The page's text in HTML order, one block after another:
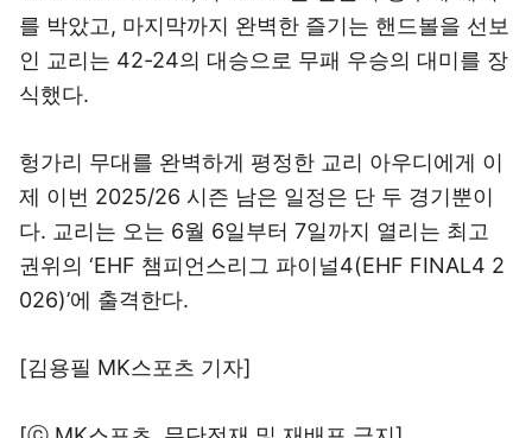
를 박았고, 마지막까지 완벽한 즐기는 핸드볼을 선보
인 교리는 42-24의 대승으로 무패 우승의 대미를 장
식했다.
헝가리 무대를 완벽하게 평정한 교리 아우디에게 이
제 이번 2025/26 시즌 남은 일정은 단 두 경기뿐이
다. 교리는 오는 6월 6일부터 7일까지 열리는 최고
권위의 ‘EHF 챔피언스리그 파이널4(EHF FINAL4 2
026)’에 출격한다.
[김용필 MK스포츠 기자]